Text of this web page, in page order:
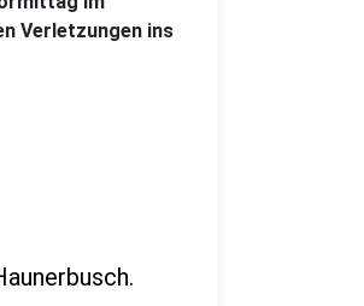
Verletzungen ins